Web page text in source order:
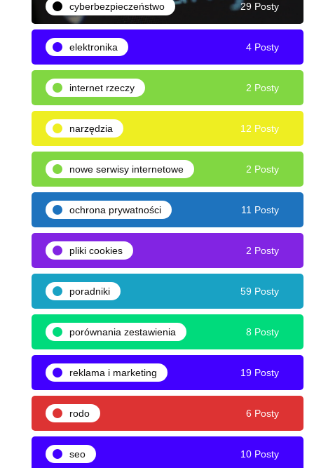
cyberbezpieczeństwo 29 Posty
elektronika 4 Posty
internet rzeczy 2 Posty
narzędzia 12 Posty
nowe serwisy internetowe 2 Posty
ochrona prywatności 11 Posty
pliki cookies 2 Posty
poradniki 59 Posty
porównania zestawienia 8 Posty
reklama i marketing 19 Posty
rodo 6 Posty
seo 10 Posty